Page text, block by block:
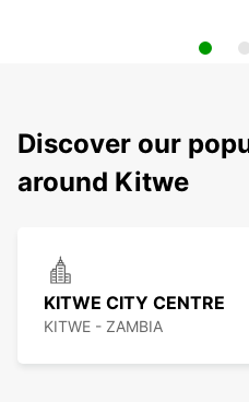
Discover our
around Kitwe
KITWE CITY CENTRE
KITWE - ZAMBIA